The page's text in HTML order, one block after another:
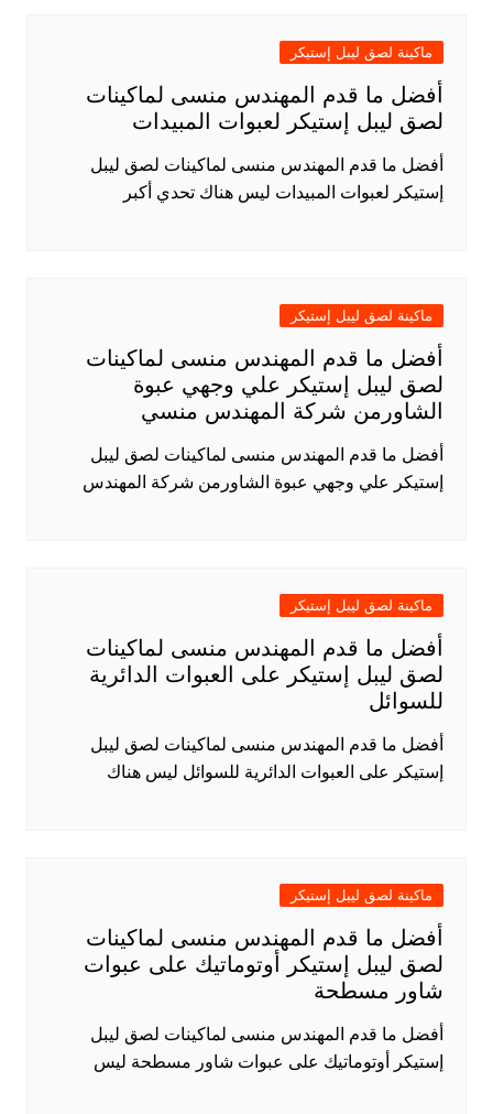
ماكينة لصق ليبل إستيكر
أفضل ما قدم المهندس منسى لماكينات
لصق ليبل إستيكر لعبوات المبيدات
أفضل ما قدم المهندس منسى لماكينات لصق ليبل
إستيكر لعبوات المبيدات ليس هناك تحدي أكبر
ماكينة لصق ليبل إستيكر
أفضل ما قدم المهندس منسى لماكينات
لصق ليبل إستيكر علي وجهي عبوة
الشاورمن شركة المهندس منسي
أفضل ما قدم المهندس منسى لماكينات لصق ليبل
إستيكر علي وجهي عبوة الشاورمن شركة المهندس
ماكينة لصق ليبل إستيكر
أفضل ما قدم المهندس منسى لماكينات
لصق ليبل إستيكر على العبوات الدائرية
للسوائل
أفضل ما قدم المهندس منسى لماكينات لصق ليبل
إستيكر على العبوات الدائرية للسوائل ليس هناك
ماكينة لصق ليبل إستيكر
أفضل ما قدم المهندس منسى لماكينات
لصق ليبل إستيكر أوتوماتيك على عبوات
شاور مسطحة
أفضل ما قدم المهندس منسى لماكينات لصق ليبل
إستيكر أوتوماتيك على عبوات شاور مسطحة ليس